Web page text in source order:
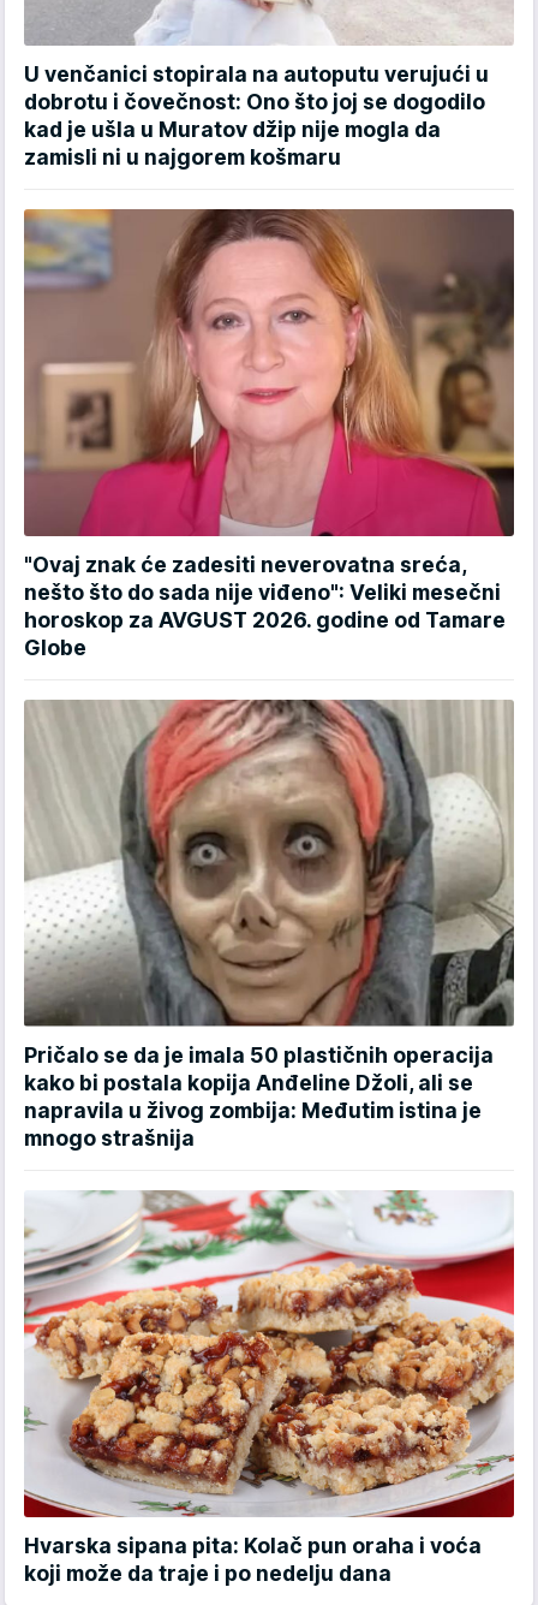
U venčanici stopirala na autoputu verujući u
dobrotu i čovečnost: Ono što joj se dogodilo
kad je ušla u Muratov džip nije mogla da
zamisli ni u najgorem košmaru
"Ovaj znak će zadesiti neverovatna sreća,
nešto što do sada nije viđeno": Veliki mesečni
horoskop za AVGUST 2026. godine od Tamare
Globe
Pričalo se da je imala 50 plastičnih operacija
kako bi postala kopija Anđeline Džoli, ali se
napravila u živog zombija: Međutim istina je
mnogo strašnija
Hvarska sipana pita: Kolač pun oraha i voća
koji može da traje i po nedelju dana